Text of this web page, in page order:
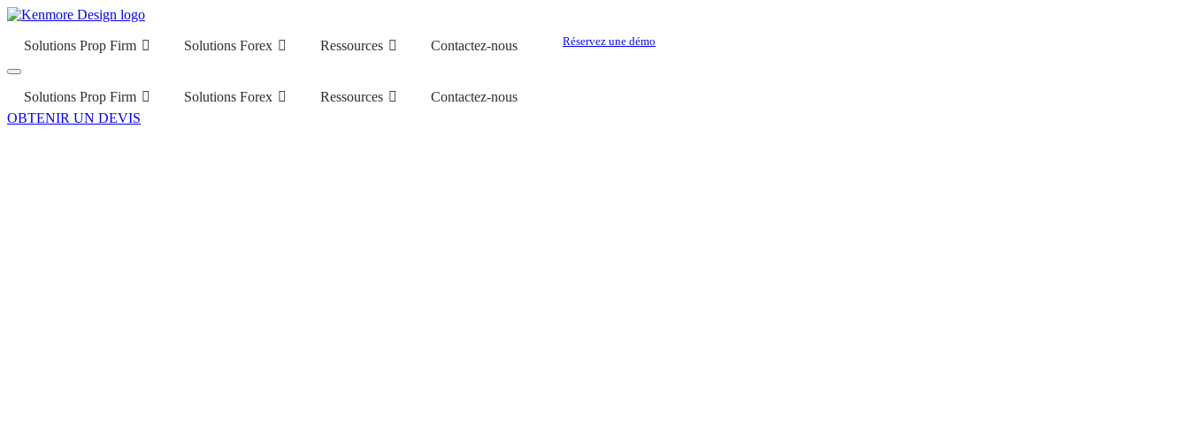
Solutions Prop Firm Solutions Forex Ressources Contactez-nous Réservez une démo
Solutions Prop Firm Solutions Forex Ressources
Contactez-nous
OBTENIR UN DEVIS